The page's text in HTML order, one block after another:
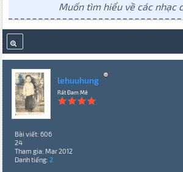
Muốn tìm hiểu về các nhạc
lehuuhung
Rất Đam Mê
Bài viết: 606
24
Tham gia: Mar 2012
Danh tiếng: 2